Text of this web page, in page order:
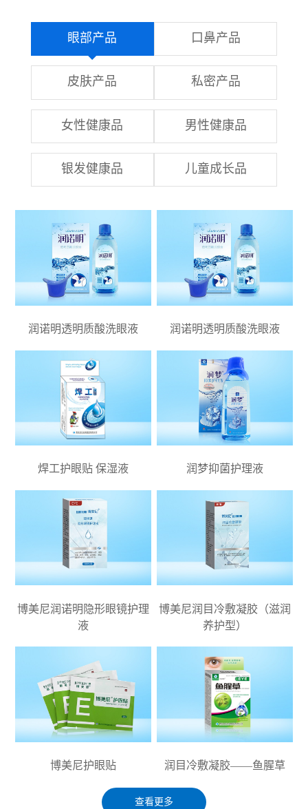
眼部产品 口鼻产品
皮肤产品 私密产品
女性健康品 男性健康品
银发健康品 儿童成长品
润诺明透明质酸洗眼液 润诺明透明质酸洗眼液
焊工护眼贴 保湿液 润梦抑菌护理液
博美尼润诺明隐形眼镜护理
液
博美尼润目冷敷凝胶（滋润
养护型）
博美尼护眼贴 润目冷敷凝胶——鱼腥草
查看更多